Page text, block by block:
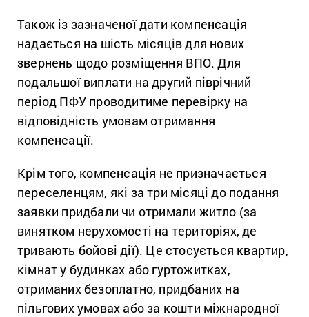
Також із зазначеної дати компенсація
надається на шість місяців для нових
звернень щодо розміщення ВПО. Для
подальшої виплати на другий піврічний
період ПФУ проводитиме перевірку на
відповідність умовам отримання
компенсації.
Крім того, компенсація не призначається
переселенцям, які за три місяці до подання
заявки придбали чи отримали житло (за
винятком нерухомості на територіях, де
тривають бойові дії). Це стосується квартир,
кімнат у будинках або гуртожитках,
отриманих безоплатно, придбаних на
пільгових умовах або за кошти міжнародної